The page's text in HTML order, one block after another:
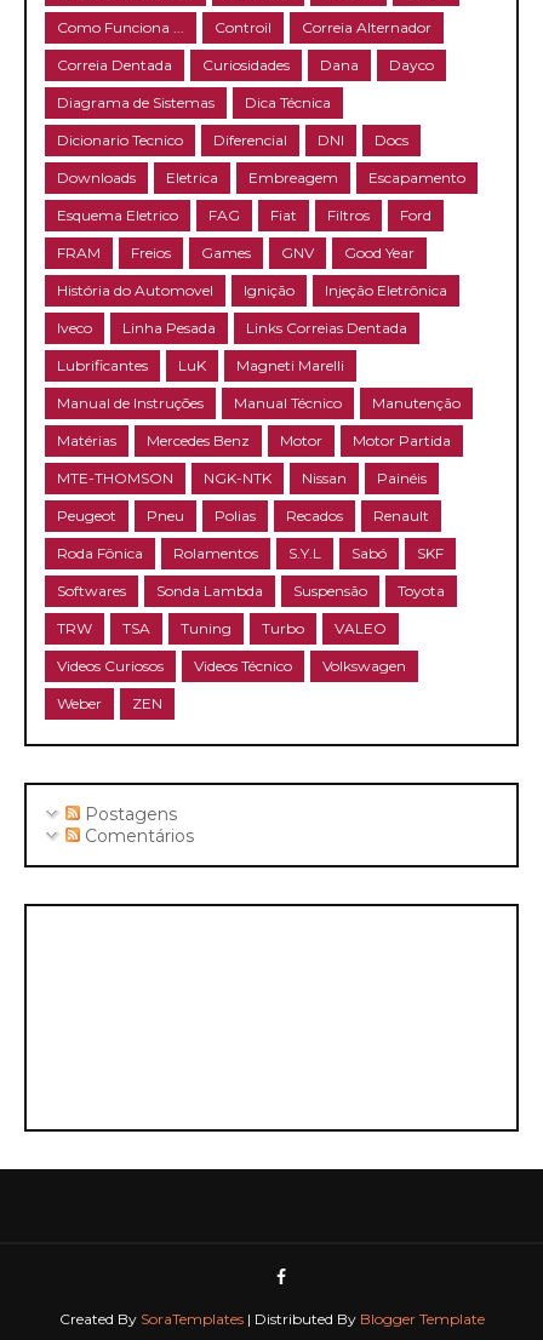
Como Funciona ... Controil Correia Alternador
Correia Dentada Curiosidades Dana Dayco
Diagrama de Sistemas Dica Técnica
Dicionario Tecnico Diferencial DNI Docs
Downloads Eletrica Embreagem Escapamento
Esquema Eletrico FAG Fiat Filtros Ford
FRAM Freios Games GNV Good Year
História do Automovel Ignição Injeção Eletrônica
Iveco Linha Pesada Links Correias Dentada
Lubrificantes LuK Magneti Marelli
Manual de Instruções Manual Técnico Manutenção
Matérias Mercedes Benz Motor Motor Partida
MTE-THOMSON NGK-NTK Nissan Painéis
Peugeot Pneu Polias Recados Renault
Roda Fônica Rolamentos S.Y.L Sabó SKF
Softwares Sonda Lambda Suspensão Toyota
TRW TSA Tuning Turbo VALEO
Videos Curiosos Videos Técnico Volkswagen
Weber ZEN
Postagens
Comentários
Created By SoraTemplates| Distributed By Blogger Template